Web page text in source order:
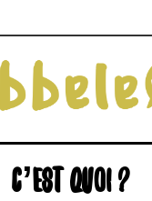
C’EST QUOI ?